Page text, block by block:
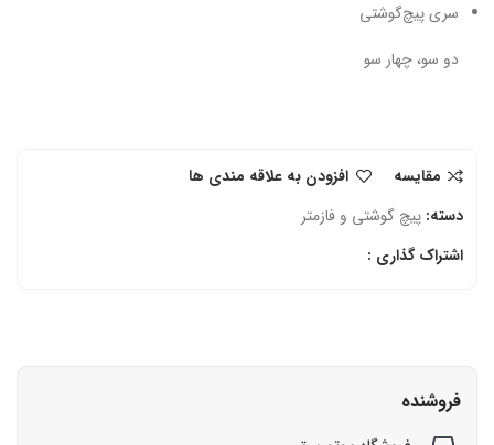
سری پیچ‌گوشتی
دو سو، چهار سو
مقایسه
افزودن به علاقه مندی ها
دسته: پیچ گوشتی و فازمتر
اشتراک گذاری :
فروشنده